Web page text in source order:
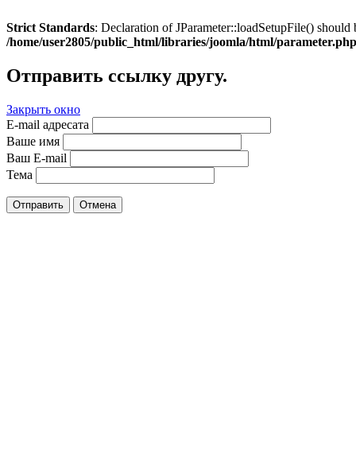
Strict Standards: Declaration of JParameter::loadSetupFile()
/home/user2805/public_html/libraries/joomla/html/parameter.php
Отправить ссылку другу.
Закрыть окно
E-mail адресата
Ваше имя
Ваш E-mail
Тема
Отправить Отмена